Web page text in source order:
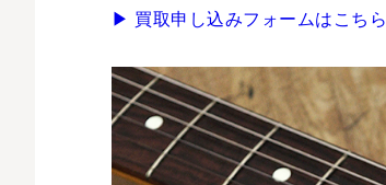
▶ 買取申し込みフォームはこちら